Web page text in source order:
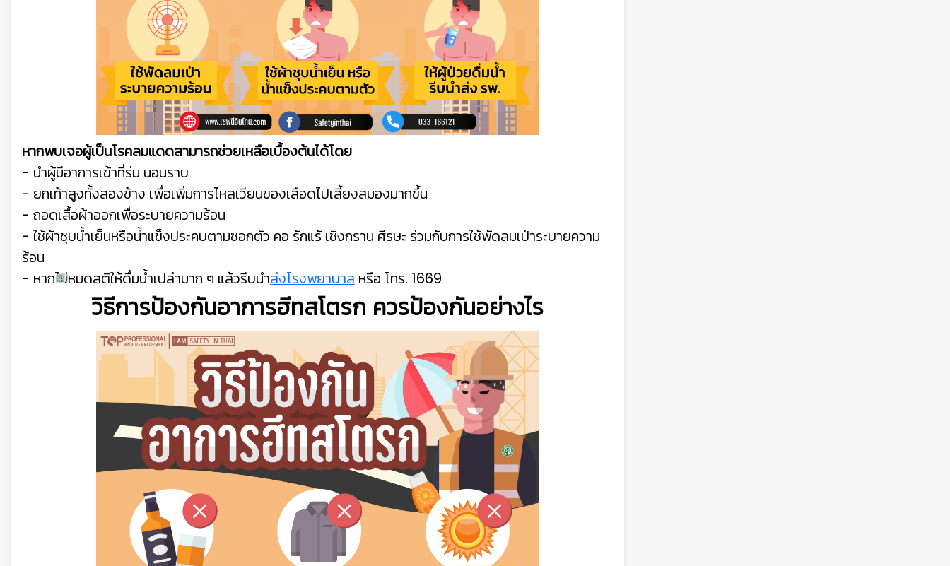
หากพบเจอผู้เป็นโรคลมแดดสามารถช่วยเหลือเบื้องต้นได้โดย
- นำผู้มีอาการเข้าที่ร่ม นอนราบ
- ยกเท้าสูงทั้งสองข้าง เพื่อเพิ่มการไหลเวียนของเลือดไปเลี้ยงสมองมากขึ้น
- ถอดเสื้อผ้าออกเพื่อระบายความร้อน
- ใช้ผ้าชุบน้ำเย็นหรือน้ำแข็งประคบตามซอกตัว คอ รักแร้ เชิงกราน ศีรษะ ร่วมกับการใช้พัดลมเป่าระบายความ
ร้อน
- หากไม่หมดสติให้ดื่มน้ำเปล่ามาก ๆ แล้วรีบนำส่งโรงพยาบาล หรือ โทร. 1669
วิธีการป้องกันอาการฮีทสโตรก ควรป้องกันอย่างไร